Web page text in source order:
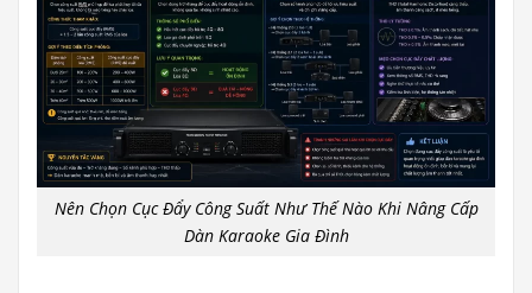
Nên Chọn Cục Đẩy Công Suất Như Thế Nào Khi Nâng Cấp
Dàn Karaoke Gia Đình